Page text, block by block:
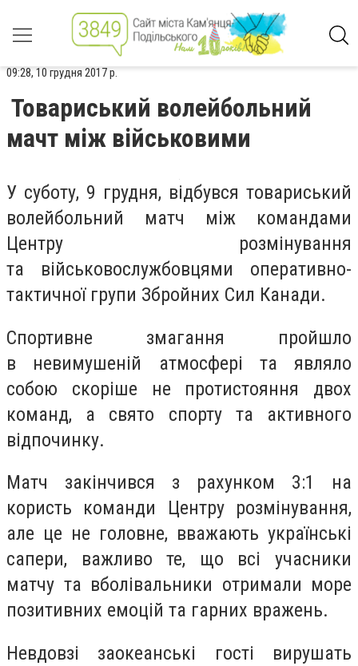
09:28, 10 грудня 2017 р.
Товариський волейбольний
мачт між військовими
У суботу, 9 грудня, відбувся товариський
волейбольний матч між командами
Центру розмінування
та військовослужбовцями оперативно-
тактичної групи Збройних Сил Канади.
Спортивне змагання пройшло
в невимушеній атмосфері та являло
собою скоріше не протистояння двох
команд, а свято спорту та активного
відпочинку.
Матч закінчився з рахунком 3:1 на
користь команди Центру розмінування,
але це не головне, вважають українські
сапери, важливо те, що всі учасники
матчу та вболівальники отримали море
позитивних емоцій та гарних вражень.
Невдовзі заокеанські гості вирушать